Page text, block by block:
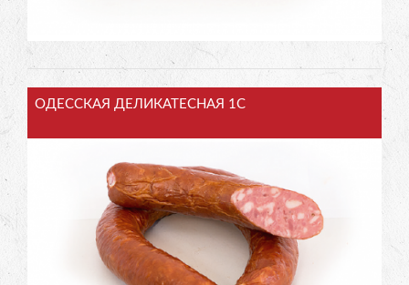
ОДЕССКАЯ ДЕЛИКАТЕСНАЯ 1С